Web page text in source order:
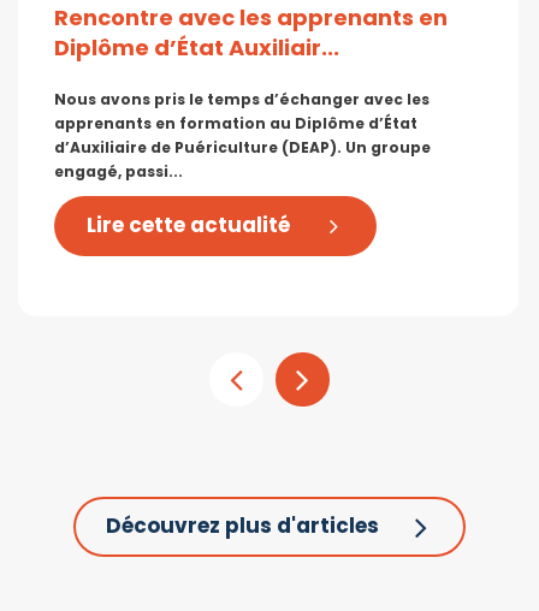
Rencontre avec les apprenants en
Diplôme d’État Auxiliair...
Nous avons pris le temps d’échanger avec les
apprenants en formation au Diplôme d’État
d’Auxiliaire de Puériculture (DEAP). Un groupe
engagé, passi...
Lire cette actualité
Découvrez plus d'articles